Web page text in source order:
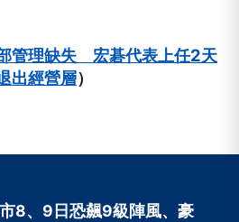
管理缺失 宏碁代表上任2天
出經營層）
8、9日恐飆9級陣風、豪